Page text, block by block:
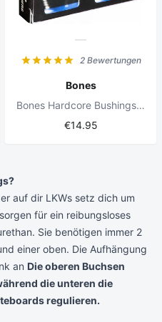
2 Bewertungen
Bones
Bones Hardcore Bushings Soft 81A Black pack
€14.95
auf dir LKWs setz dich um
für ein reibungsloses
Sie benötigen immer 2
einer oben. Die Aufhängung
an Die oberen Buchsen
die unteren die
regulieren.